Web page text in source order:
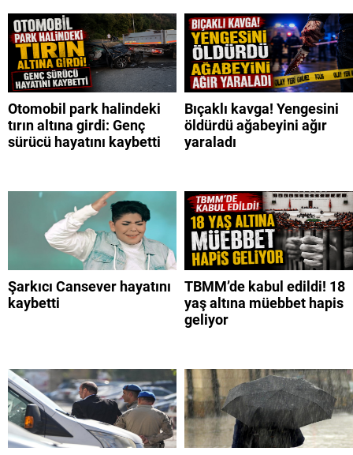
Otomobil park halindeki
tırın altına girdi: Genç
sürücü hayatını kaybetti
Bıçaklı kavga! Yengesini
öldürdü ağabeyini ağır
yaraladı
Şarkıcı Cansever hayatını
kaybetti
TBMM’de kabul edildi! 18
yaş altına müebbet hapis
geliyor